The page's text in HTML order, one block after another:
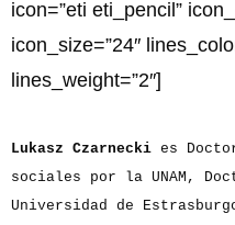
icon=”eti eti_pencil”
icon_size=”24″
lines_weight=”2″]
Lukasz Czarnecki es
sociales por la UNAM,
Universidad de